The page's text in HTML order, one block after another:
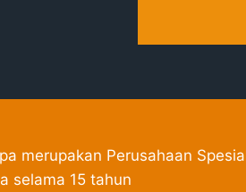
merupakan Perusahaan
selama 15 tahun